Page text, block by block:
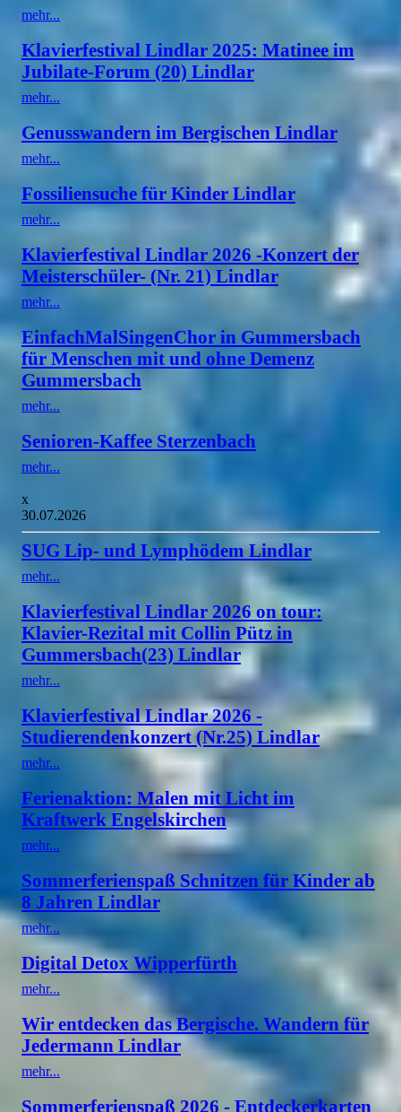
mehr...
Klavierfestival Lindlar 2025: Matinee im
Jubilate-Forum (20) Lindlar
mehr...
Genusswandern im Bergischen Lindlar
mehr...
Fossiliensuche für Kinder Lindlar
mehr...
Klavierfestival Lindlar 2026 -Konzert der
Meisterschüler- (Nr. 21) Lindlar
mehr...
EinfachMalSingenChor in Gummersbach
für Menschen mit und ohne Demenz
Gummersbach
mehr...
Senioren-Kaffee Sterzenbach
mehr...
x
30.07.2026
SUG Lip- und Lymphödem Lindlar
mehr...
Klavierfestival Lindlar 2026 on tour:
Klavier-Rezital mit Collin Pütz in
Gummersbach(23) Lindlar
mehr...
Klavierfestival Lindlar 2026 -
Studierendenkonzert (Nr.25) Lindlar
mehr...
Ferienaktion: Malen mit Licht im
Kraftwerk Engelskirchen
mehr...
Sommerferienspaß Schnitzen für Kinder ab
8 Jahren Lindlar
mehr...
Digital Detox Wipperfürth
mehr...
Wir entdecken das Bergische. Wandern für
Jedermann Lindlar
mehr...
Sommerferienspaß 2026 - Entdeckerkarten